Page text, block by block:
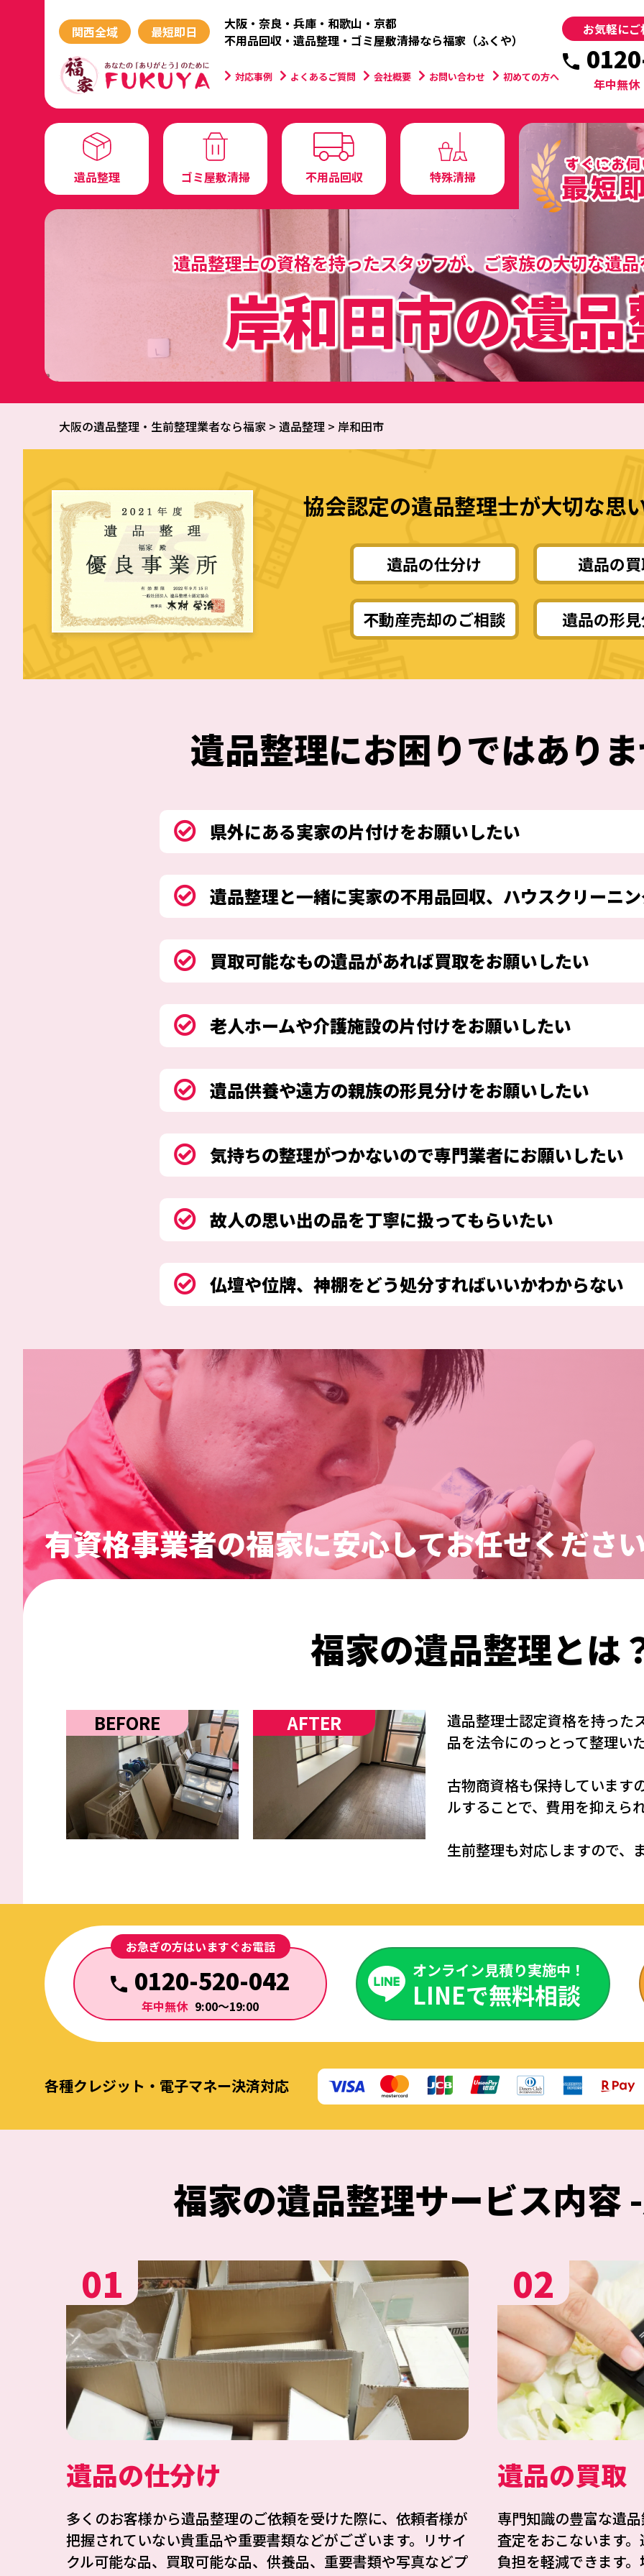
関西全域 最短即日
大阪・奈良・兵庫・和歌山・京都
不用品回収・遺品整理・ゴミ屋敷清掃なら福家（ふくや）
対応事例 よくあるご質問 会社概要 お問い合わせ 初めての方へ
お気軽に
年中無休
遺品整理 ゴミ屋敷清掃 不用品回収 特殊清掃
遺品整理士の資格を持ったスタッフが、 ご家族の大切な遺
岸和田市の遺
大阪の遺品整理・生前整理業者なら福家 > 遺品整理 > 岸和田市
協会認定の遺品整理士が大切な思
遺品の仕分け 遺品の
不動産売却のご相談 遺品の形
遺品整理にお困りではあり
県外にある実家の片付けをお願いしたい
遺品整理と一緒に実家の不用品回収、ハウスクリーニ
買取可能なもの遺品があれば買取をお願いしたい
老人ホームや介護施設の片付けをお願いしたい
遺品供養や遠方の親族の形見分けをお願いしたい
気持ちの整理がつかないので専門業者にお願いしたい
故人の思い出の品を丁寧に扱ってもらいたい
仏壇や位牌、神棚をどう処分すればいいかわからない
有資格事業者の福家に安心してお任せくださ
福家の遺品整理とは
BEFORE AFTER
遺品整理士認定資格を持った
品を法令にのっとって整理い
古物商資格も保持しています
ルすることで、費用を抑えら
生前整理も対応しますので、
お急ぎの方はいますぐお電話
0120-520-042
年中無休 9:00～19:00
オンライン見積り実施中！
LINEで無料相談
各種クレジット・電子マネー決済対応
福家の遺品整理サービス内容
01
遺品の仕分け
多くのお客様から遺品整理のご依頼を受けた際に、依頼者様が
把握されていない貴重品や重要書類などがございます。リサイ
クル可能な品、買取可能な品、供養品、重要書類や写真などプ
02
遺品の買取
専門知識の豊富な遺
査定をおこないます
負担を軽減できます